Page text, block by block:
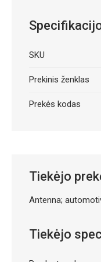
SKU
Prekinis ženklas
Prekės kodas
Tiekėjo
Antenna;
Tiekėjo